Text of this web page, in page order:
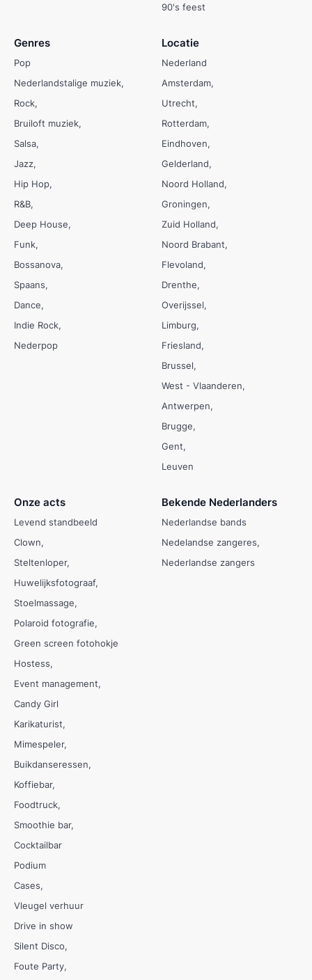
90's feest
Genres
Pop
Nederlandstalige muziek
Rock
Bruiloft muziek
Salsa
Jazz
Hip Hop
R&B
Deep House
Funk
Bossanova
Spaans
Dance
Indie Rock
Nederpop
Locatie
Nederland
Amsterdam
Utrecht
Rotterdam
Eindhoven
Gelderland
Noord Holland
Groningen
Zuid Holland
Noord Brabant
Flevoland
Drenthe
Overijssel
Limburg
Friesland
Brussel
West - Vlaanderen
Antwerpen
Brugge
Gent
Leuven
Onze acts
Levend standbeeld
Clown
Steltenloper
Huwelijksfotograaf
Stoelmassage
Polaroid fotografie
Green screen fotohokje
Hostess
Event management
Candy Girl
Karikaturist
Mimespeler
Buikdanseressen
Koffiebar
Foodtruck
Smoothie bar
Cocktailbar
Podium
Cases
Vleugel verhuur
Drive in show
Silent Disco
Foute Party
Bekende Nederlanders
Nederlandse bands
Nedelandse zangeres
Nederlandse zangers